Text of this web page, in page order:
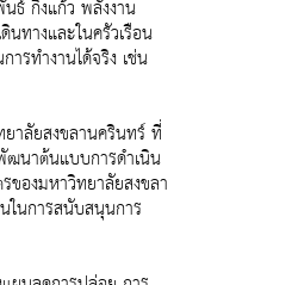
ธ์ กิ่งแก้ว พลังงาน
ทางและในครัวเรือน
รทำงานได้จริง เช่น
าลัยสงขลานครินทร์ ที่
ฒนาต้นแบบการดำเนิน
องมหาวิทยาลัยสงขลา
ในการสนับสนุนการ